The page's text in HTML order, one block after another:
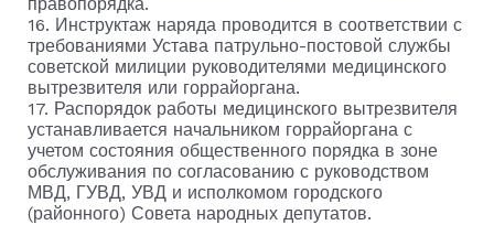
16. Инструктаж наряда проводится в соответствии с
требованиями Устава патрульно-постовой службы
советской милиции руководителями медицинского
вытрезвителя или горрайоргана.
17. Распорядок работы медицинского вытрезвителя
устанавливается начальником горрайоргана с
учетом состояния общественного порядка в зоне
обслуживания по согласованию с руководством
МВД, ГУВД, УВД и исполкомом городского
(районного) Совета народных депутатов.